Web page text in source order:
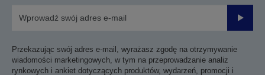
Przekazując swój adres e-mail, wyrażasz zgodę na otrzymywanie
wiadomości marketingowych, w tym na przeprowadzanie analiz
rynkowych i ankiet dotyczących produktów, wydarzeń, promocji i